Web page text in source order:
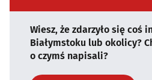
Wiesz, że zdarzyło się coś
Białymstoku lub okolicy?
o czymś napisali?